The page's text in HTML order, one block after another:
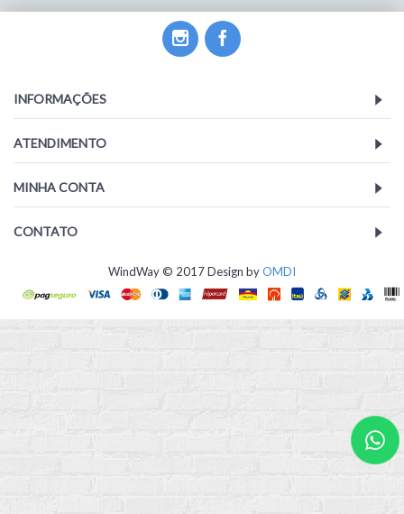
INFORMAÇÕES
ATENDIMENTO
MINHA CONTA
CONTATO
WindWay © 2017 Design byOMDI